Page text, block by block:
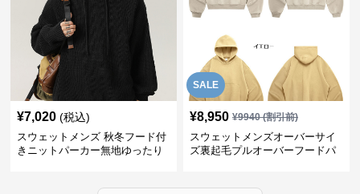
¥7,020 (税込)
スウェットメンズ 秋冬フード付
きニットパーカー無地ゆったり
SALE
¥8,950 ¥9940(割引前)
スウェットメンズオーバーサイ
ズ裏起毛プルオーバーフードパ